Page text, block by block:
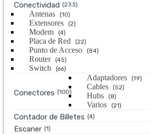
Conectividad (233)
Antenas (10)
Extensores (2)
Modem (4)
Placa de Red (22)
Punto de Acceso (84)
Router (45)
Switch (66)
Conectores (100)
Adaptadores (19)
Cables (52)
Hubs (8)
Varios (21)
Contador de Billetes (4)
Escaner (1)